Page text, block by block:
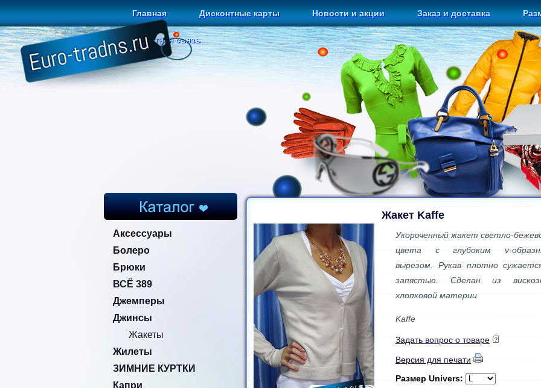
Главная Дисконтные карты Новости и акции Заказ и доставка
Обратная связь
=
Аксессуары
Болеро
Брюки
ВСЁ 389
Джемперы
Джинсы
Жакеты
Жилеты
ЗИМНИЕ КУРТКИ
Капри
Жакет Kaffe
Укороченный жакет светло-
цвета с глубоким v-
вырезом. Рукав плотно
запястью. Сделан из
хлопковой материи.
Kaffe
Задать вопрос о товаре
Версия для печати
Размер Univers: